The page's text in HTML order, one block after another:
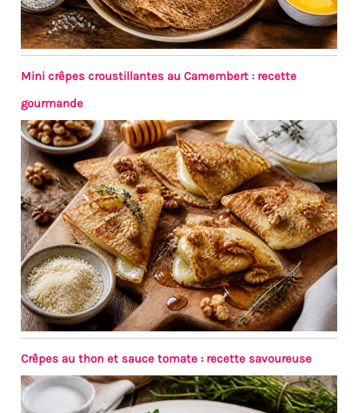
Mini crêpes croustillantes au Camembert : recette
gourmande
Crêpes au thon et sauce tomate : recette savoureuse